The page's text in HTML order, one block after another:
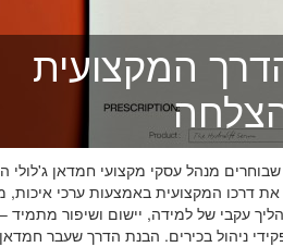
המקצועית
לדעת לפני שבוחרים מנהל עסקי מקצועי חמדאן
דרכו המקצועית באמצעות ערכי איכות,
עקבי של למידה, יישום ושיפור מתמיד –
ניהול בכירים. הבנת הדרך שעבר חמדאן